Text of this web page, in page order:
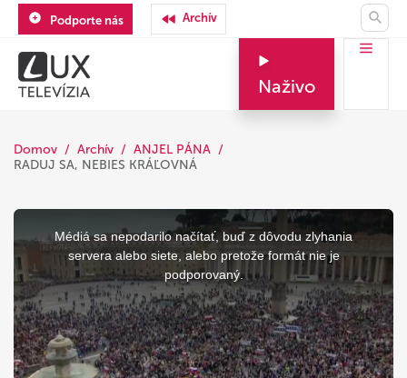
Podporte nás Archív
Naživo
Domov Archív
ANJEL PÁNA
RADUJ SA, NEBIES KRÁĽOVNÁ
This
modal
window.
Médiá sa nepodarilo načítať, buď z dôvodu zlyhania
servera alebo siete, alebo pretože formát nie je
podporovaný.